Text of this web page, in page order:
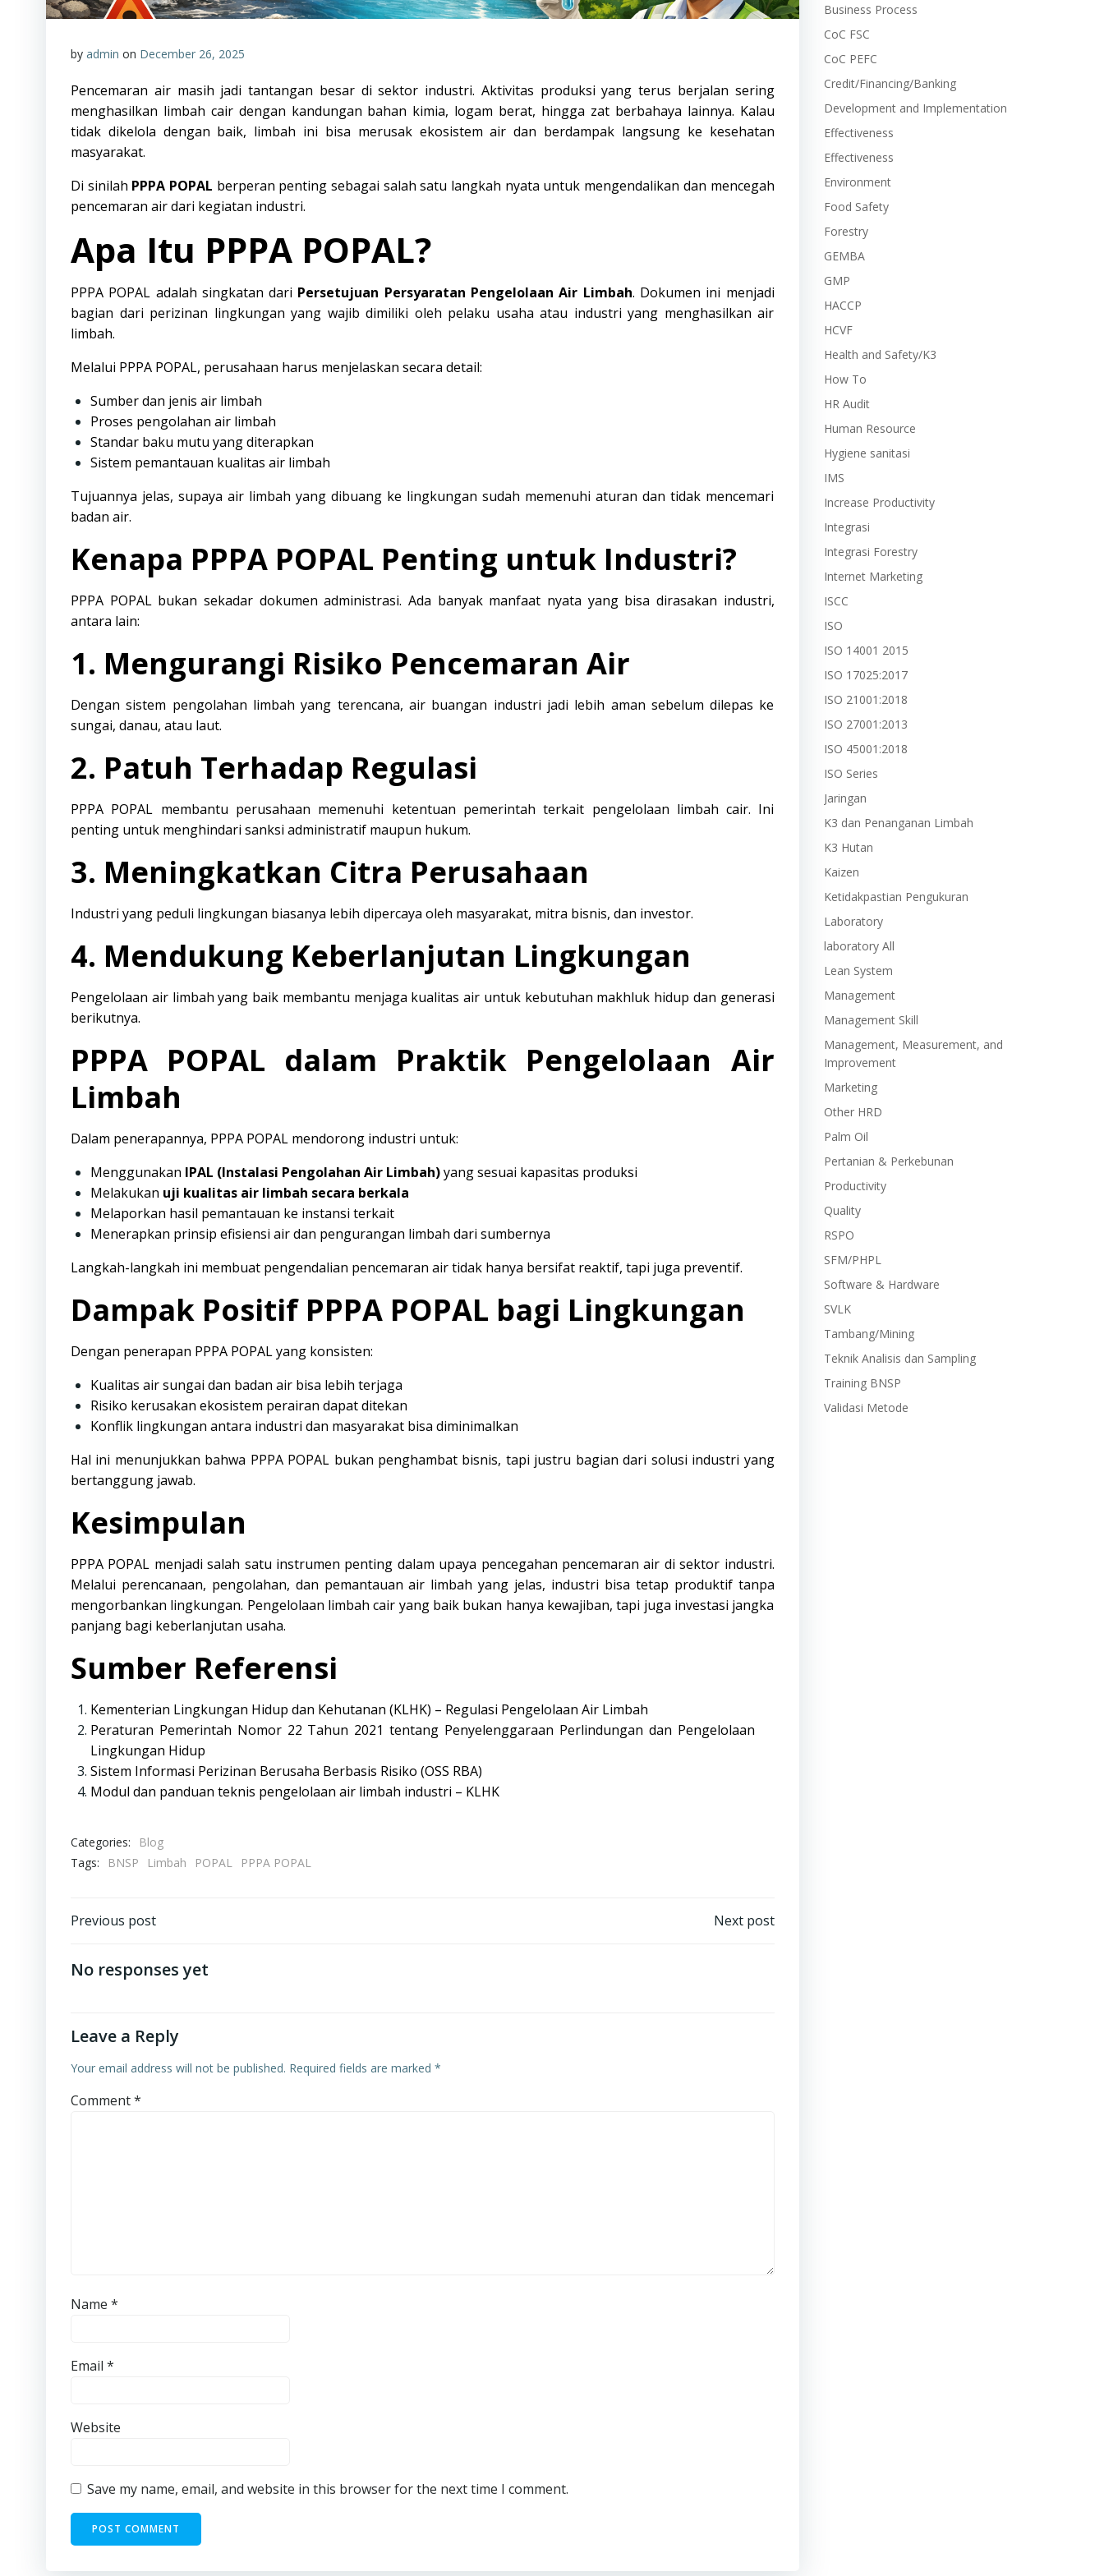
by admin on December 26, 2025
Pencemaran air masih jadi tantangan besar di sektor industri. Aktivitas produksi yang terus berjalan sering
menghasilkan limbah cair dengan kandungan bahan kimia, logam berat, hingga zat berbahaya lainnya. Kalau
tidak dikelola dengan baik, limbah ini bisa merusak ekosistem air dan berdampak langsung ke kesehatan
masyarakat.
Di sinilah PPPA POPAL berperan penting sebagai salah satu langkah nyata untuk mengendalikan dan mencegah
pencemaran air dari kegiatan industri.
Apa Itu PPPA POPAL?
PPPA POPAL adalah singkatan dari Persetujuan Persyaratan Pengelolaan Air Limbah. Dokumen ini menjadi
bagian dari perizinan lingkungan yang wajib dimiliki oleh pelaku usaha atau industri yang menghasilkan air
limbah.
Melalui PPPA POPAL, perusahaan harus menjelaskan secara detail:
Sumber dan jenis air limbah
Proses pengolahan air limbah
Standar baku mutu yang diterapkan
Sistem pemantauan kualitas air limbah
Tujuannya jelas, supaya air limbah yang dibuang ke lingkungan sudah memenuhi aturan dan tidak mencemari
badan air.
Kenapa PPPA POPAL Penting untuk Industri?
PPPA POPAL bukan sekadar dokumen administrasi. Ada banyak manfaat nyata yang bisa dirasakan industri,
antara lain:
1. Mengurangi Risiko Pencemaran Air
Dengan sistem pengolahan limbah yang terencana, air buangan industri jadi lebih aman sebelum dilepas ke
sungai, danau, atau laut.
2. Patuh Terhadap Regulasi
PPPA POPAL membantu perusahaan memenuhi ketentuan pemerintah terkait pengelolaan limbah cair. Ini
penting untuk menghindari sanksi administratif maupun hukum.
3. Meningkatkan Citra Perusahaan
Industri yang peduli lingkungan biasanya lebih dipercaya oleh masyarakat, mitra bisnis, dan investor.
4. Mendukung Keberlanjutan Lingkungan
Pengelolaan air limbah yang baik membantu menjaga kualitas air untuk kebutuhan makhluk hidup dan generasi
berikutnya.
PPPA POPAL dalam Praktik Pengelolaan Air
Limbah
Dalam penerapannya, PPPA POPAL mendorong industri untuk:
Menggunakan IPAL (Instalasi Pengolahan Air Limbah)yang sesuai kapasitas produksi
Melakukan uji kualitas air limbah secara berkala
Melaporkan hasil pemantauan ke instansi terkait
Menerapkan prinsip efisiensi air dan pengurangan limbah dari sumbernya
Langkah-langkah ini membuat pengendalian pencemaran air tidak hanya bersifat reaktif, tapi juga preventif.
Dampak Positif PPPA POPAL bagi Lingkungan
Dengan penerapan PPPA POPAL yang konsisten:
Kualitas air sungai dan badan air bisa lebih terjaga
Risiko kerusakan ekosistem perairan dapat ditekan
Konflik lingkungan antara industri dan masyarakat bisa diminimalkan
Hal ini menunjukkan bahwa PPPA POPAL bukan penghambat bisnis, tapi justru bagian dari solusi industri yang
bertanggung jawab.
Kesimpulan
PPPA POPAL menjadi salah satu instrumen penting dalam upaya pencegahan pencemaran air di sektor industri.
Melalui perencanaan, pengolahan, dan pemantauan air limbah yang jelas, industri bisa tetap produktif tanpa
mengorbankan lingkungan. Pengelolaan limbah cair yang baik bukan hanya kewajiban, tapi juga investasi jangka
panjang bagi keberlanjutan usaha.
Sumber Referensi
Kementerian Lingkungan Hidup dan Kehutanan (KLHK) – Regulasi Pengelolaan Air Limbah
Peraturan Pemerintah Nomor 22 Tahun 2021 tentang Penyelenggaraan Perlindungan dan Pengelolaan
Lingkungan Hidup
Sistem Informasi Perizinan Berusaha Berbasis Risiko (OSS RBA)
Modul dan panduan teknis pengelolaan air limbah industri – KLHK
Categories:
Blog
Tags:
BNSP Limbah POPAL PPPA POPAL
Post
navigation
Previous post Next post
No responses yet
Leave a Reply
Your email address will not be published. Required fields are marked *
Comment*
Name *
Email *
Website
Save my name, email, and website in this browser for the next time I comment.
Business Process
CoC FSC
CoC PEFC
Credit/Financing/Banking
Development and Implementation
Effectiveness
Effectiveness
Environment
Food Safety
Forestry
GEMBA
GMP
HACCP
HCVF
Health and Safety/K3
How To
HR Audit
Human Resource
Hygiene sanitasi
IMS
Increase Productivity
Integrasi
Integrasi Forestry
Internet Marketing
ISCC
ISO
ISO 14001 2015
ISO 17025:2017
ISO 21001:2018
ISO 27001:2013
ISO 45001:2018
ISO Series
Jaringan
K3 dan Penanganan Limbah
K3 Hutan
Kaizen
Ketidakpastian Pengukuran
Laboratory
laboratory All
Lean System
Management
Management Skill
Management, Measurement, and
Improvement
Marketing
Other HRD
Palm Oil
Pertanian & Perkebunan
Productivity
Quality
RSPO
SFM/PHPL
Software & Hardware
SVLK
Tambang/Mining
Teknik Analisis dan Sampling
Training BNSP
Validasi Metode